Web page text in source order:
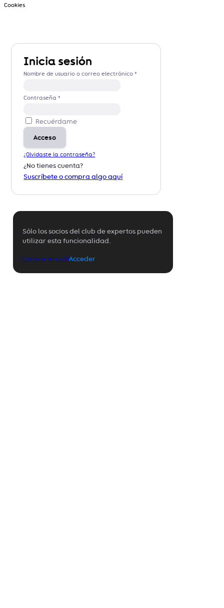
Cookies
Inicia sesión
Nombre de usuario o correo electrónico*
Contraseña*
Recuérdame
Acceso
¿Olvidaste la contraseña?
¿No tienes cuenta?
Suscríbete o compra algo aquí
Sólo los socios del club de expertos pueden
utilizar esta funcionalidad.
Conoce el clubAcceder